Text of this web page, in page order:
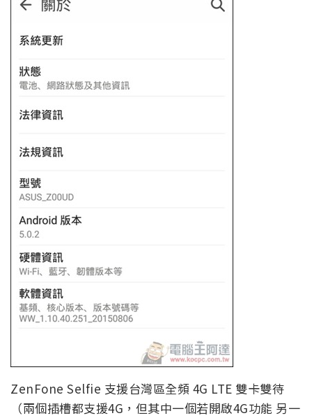
ZenFone Selfie 支援台灣區全頻 4G LTE 雙卡雙待
（兩個插槽都支援4G，但其中一個若開啟4G功能 另一